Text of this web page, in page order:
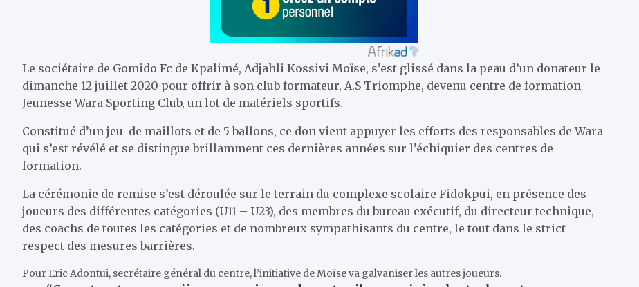
Le sociétaire de Gomido Fc de Kpalimé, Adjahli Kossivi Moïse, s’est glissé dans la peau d’un donateur le
dimanche 12 juillet 2020 pour offrir à son club formateur, A.S Triomphe, devenu centre de formation
Jeunesse Wara Sporting Club, un lot de matériels sportifs.
Constitué d’un jeu de maillots et de 5 ballons, ce don vient appuyer les efforts des responsables de Wara
qui s’est révélé et se distingue brillamment ces dernières années sur l’échiquier des centres de
formation.
La cérémonie de remise s’est déroulée sur le terrain du complexe scolaire Fidokpui, en présence des
joueurs des différentes catégories (U11 – U23), des membres du bureau exécutif, du directeur technique,
des coachs de toutes les catégories et de nombreux sympathisants du centre, le tout dans le strict
respect des mesures barrières.
Pour Eric Adontui, secrétaire général du centre, l’initiative de Moïse va galvaniser les autres joueurs.